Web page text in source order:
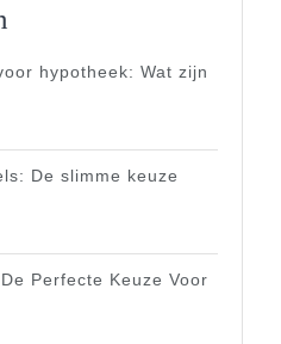
hypotheek: Wat zijn
De slimme keuze
Perfecte Keuze Voor